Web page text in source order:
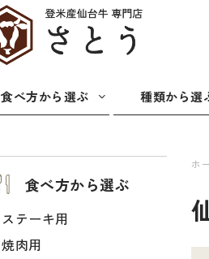
食べ方から選ぶ 種類から選
ホ
食べ方から選ぶ
ステーキ用
焼肉用